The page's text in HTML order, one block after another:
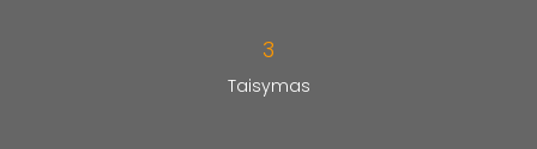
3
Taisymas